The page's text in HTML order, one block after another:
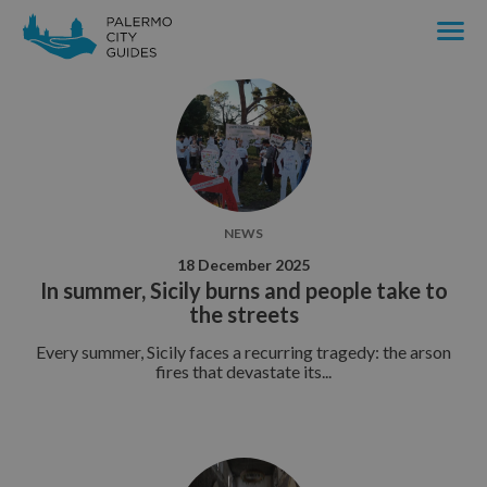
IT DE EN
WHO WE ARE
PALERMO
Moves
Shines
Believes
Fights
News & Events
NEWS
18 December 2025
In summer, Sicily burns and people take to
the streets
Every summer, Sicily faces a recurring tragedy: the arson
fires that devastate its...